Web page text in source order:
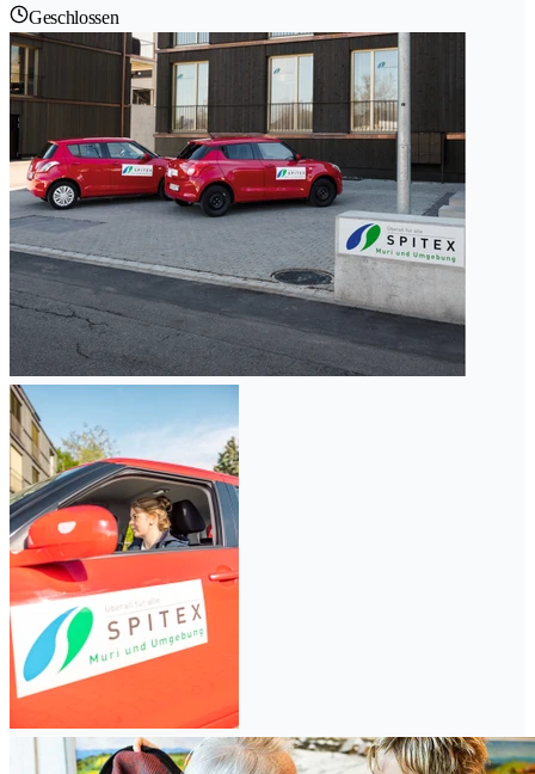
Geschlossen